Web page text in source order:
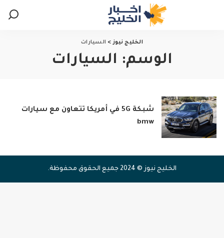
الخليج نيوز> السيارات
الوسم: السيارات
شبكة 5G في أمريكا تتعاون مع سيارات
bmw
الخليج نيوز © 2024 جميع الحقوق محفوظة.